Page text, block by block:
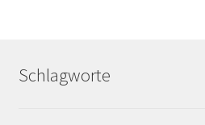
Schlagworte